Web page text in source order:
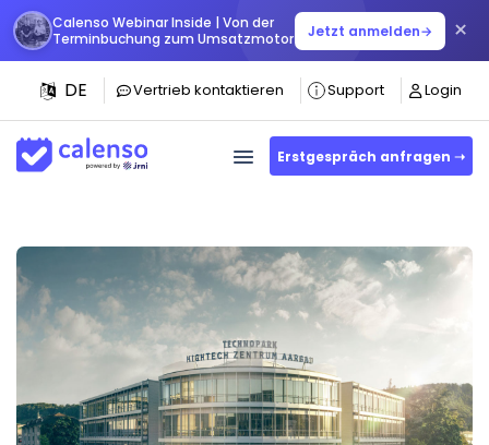
Calenso Webinar Inside | Von der
Terminbuchung zum Umsatzmotor
Jetzt anmelden→ ×
DE Vertrieb kontaktieren Support Login
Erstgespräch anfragen ➝